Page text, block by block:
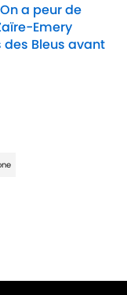
a peur de
Emery
Bleus avant